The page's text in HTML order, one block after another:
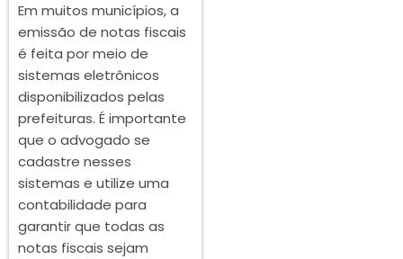
Em muitos municípios, a
emissão de notas fiscais
é feita por meio de
sistemas eletrônicos
disponibilizados pelas
prefeituras. É importante
que o advogado se
cadastre nesses
sistemas e utilize uma
contabilidade para
garantir que todas as
notas fiscais sejam